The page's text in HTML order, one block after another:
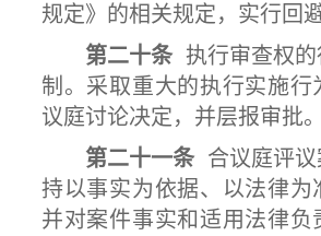
规定》的相关规定，实行回避
第二十条 执行审查权
制。采取重大的执行实施行
议庭讨论决定，并层报审批。
第二十一条 合议庭评
持以事实为依据、以法律为
并对案件事实和适用法律负